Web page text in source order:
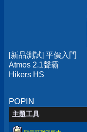
[新品測試] 平價入門
Atmos 2.1聲霸
Hikers HS
POPIN
主題工具